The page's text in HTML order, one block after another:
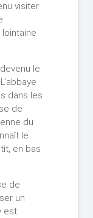
visiter
le
dans les
de
du
le
en bas
de
un
est